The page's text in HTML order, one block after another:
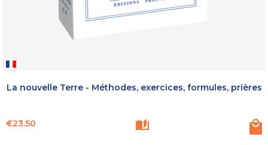
La nouvelle Terre - Méthodes, exercices, formules, prières
Price
€23.50